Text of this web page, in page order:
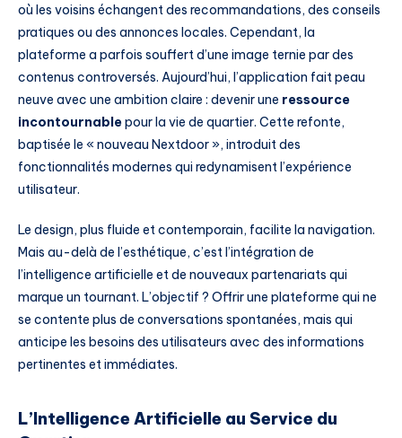
où les voisins échangent des recommandations, des conseils
pratiques ou des annonces locales. Cependant, la
plateforme a parfois souffert d’une image ternie par des
contenus controversés. Aujourd’hui, l’application fait peau
neuve avec une ambition claire : devenir une ressource
incontournablepour la vie de quartier. Cette refonte,
baptisée le « nouveau Nextdoor », introduit des
fonctionnalités modernes qui redynamisent l’expérience
utilisateur.
Le design, plus fluide et contemporain, facilite la navigation.
Mais au-delà de l’esthétique, c’est l’intégration de
l’intelligence artificielle et de nouveaux partenariats qui
marque un tournant. L’objectif ? Offrir une plateforme qui ne
se contente plus de conversations spontanées, mais qui
anticipe les besoins des utilisateurs avec des informations
pertinentes et immédiates.
L’Intelligence Artificielle au Service du